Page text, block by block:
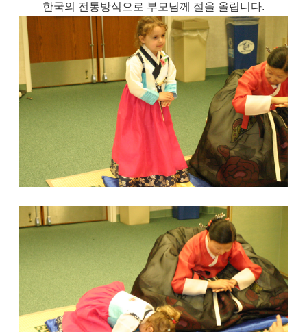
한국의 전통방식으로 부모님께 절을 올립니다.